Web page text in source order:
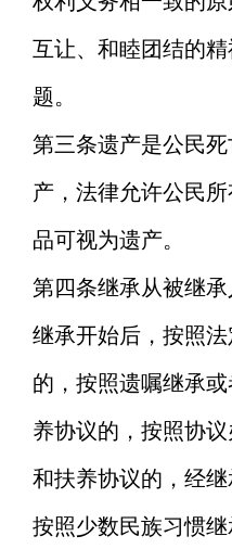
互让、和睦团结的
题。
第三条遗产是公民
产，法律允许公民
品可视为遗产。
第四条继承从被继承
继承开始后，按照
的，按照遗嘱继承
养协议的，按照协
和扶养协议的，经
按照少数民族习惯继